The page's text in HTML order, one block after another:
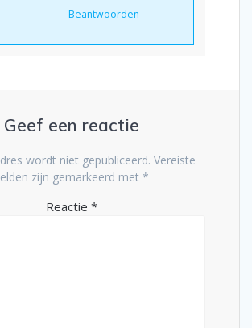
Beantwoorden
Geef een reactie
wordt niet gepubliceerd. Vereiste
zijn gemarkeerd met *
Reactie *